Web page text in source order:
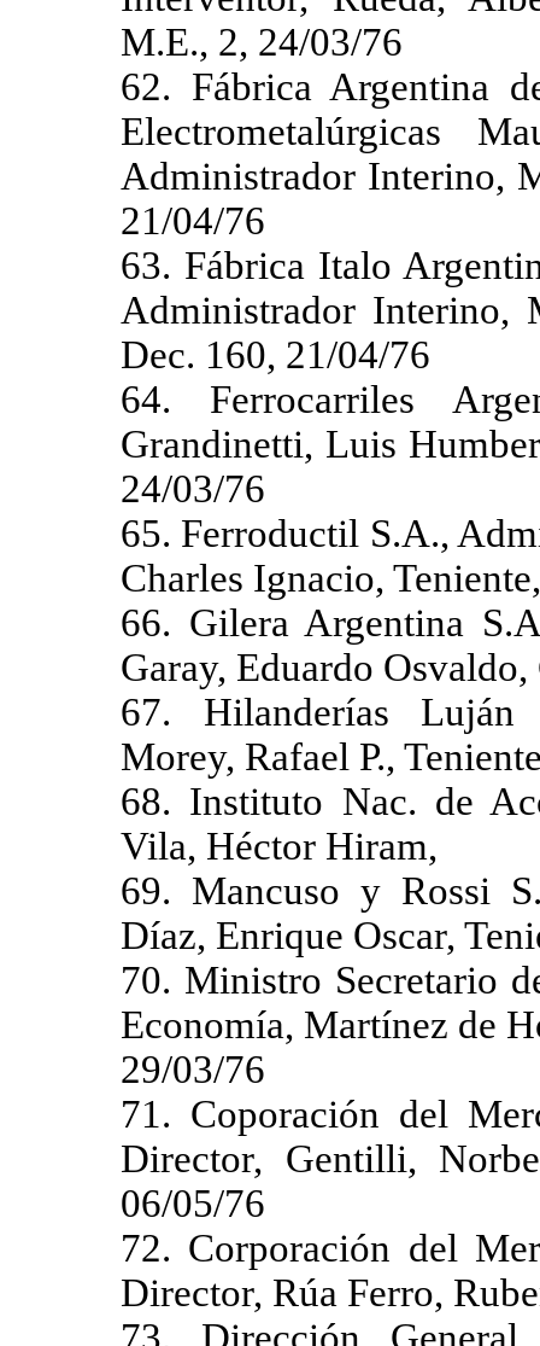
M.E., 2, 24/03/76
62. Fábrica Argentina
Electrometalúrgicas
Administrador Interino,
21/04/76
63. Fábrica Italo
Administrador Interino,
Dec. 160, 21/04/76
64. Ferrocarriles
Grandinetti, Luis
24/03/76
65. Ferroductil S.A.,
Charles Ignacio,
66. Gilera Argentina
Garay, Eduardo
67. Hilanderías Luján
Morey, Rafael P.,
68. Instituto Nac. de
Vila, Héctor Hiram,
69. Mancuso y Rossi
Díaz, Enrique Oscar,
70. Ministro Secretario
Economía, Martínez de
29/03/76
71. Coporación del
Director, Gentilli,
06/05/76
72. Corporación del
Director, Rúa Ferro,